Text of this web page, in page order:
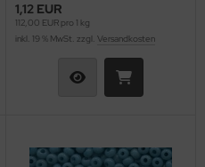
1,12 EUR
112,00 EUR pro 1 kg
inkl. 19 % MwSt. zzgl. Versandkosten